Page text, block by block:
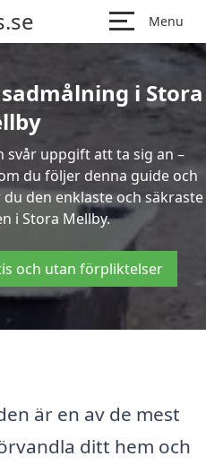
Menu
i Stora
svår uppgift att ta sig an –
du följer denna guide och
den enklaste och säkraste
i Stora Mellby.
och utan förpliktelser
är en av de mest
ditt hem och